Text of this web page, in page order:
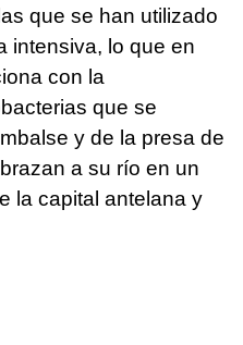
que se han utilizado
intensiva, lo que en
con la
que se
y de la presa de
a su río en un
la capital antelana y